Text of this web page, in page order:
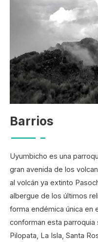
Barrios
_
Uyumbicho es una
gran avenida de los
al volcán ya extinto
albergue de los últimos
forma endémica única en
conforman esta parroquia
Pilopata, La Isla, Santa